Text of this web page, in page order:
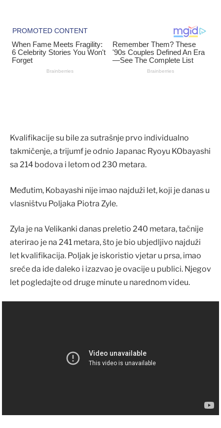
Kvalifikacije su bile za sutrašnje prvo individualno
takmičenje, a trijumf je odnio Japanac Ryoyu KObayashi
sa 214 bodova i letom od 230 metara.
Međutim, Kobayashi nije imao najduži let, koji je danas u
vlasništvu Poljaka Piotra Zyle.
Zyla je na Velikanki danas preletio 240 metara, tačnije
aterirao je na 241 metara, što je bio ubjedljivo najduži
let kvalifikacija. Poljak je iskoristio vjetar u prsa, imao
sreće da ide daleko i izazvao je ovacije u publici. Njegov
let pogledajte od druge minute u narednom videu.